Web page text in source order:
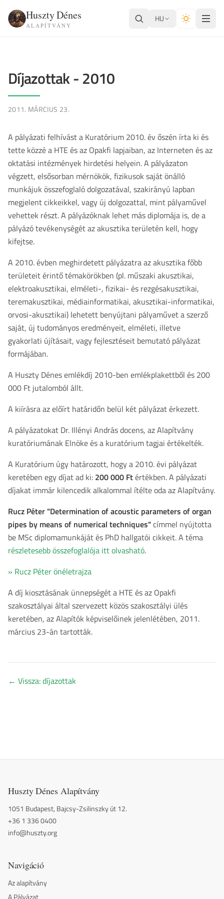
Huszty Dénes
ALAPÍTVÁNY
HU
Díjazottak - 2010
2011. MÁRCIUS 23.
A pályázati felhívást a Kuratórium 2010. év őszén írta ki és
tette közzé a HTE és az Opakfi lapjaiban, az Interneten és az
oktatási intézmények hirdetési helyein. A pályázaton
végzett, elsősorban mérnökök, fizikusok saját önálló
munkájuk összefoglaló dolgozatával, szakirányú lapban
megjelent cikkeikkel, vagy új dolgozattal, mint pályaművel
vehettek részt. A pályázóknak lehet más diplomája is, de a
pályázó tevékenységét az akusztika területén kell, hogy
kifejtse.
A 2010. évben meghirdetett pályázatra az akusztika főbb
területeit érintő témakörökben (pl. műszaki akusztikai,
elektroakusztikai, elméleti-, fizikai- és rezgésakusztikai,
teremakusztikai, médiainformatikai, akusztikai-informatikai,
orvosi-akusztikai) lehetett benyújtani pályaművet a szerző
saját, új tudományos eredményeit, elméleti, illetve
gyakorlati újításait, vagy fejlesztéseit bemutató pályázat
formájában.
A Huszty Dénes emlékdíj 2010-ben emlékplakettből és 200
000 Ft jutalomból állt.
A kiírásra az előírt határidőn belül két pályázat érkezett.
A pályázatokat Dr. Illényi András docens, az Alapítvány
kuratóriumának Elnöke és a kuratórium tagjai értékelték.
A Kuratórium úgy határozott, hogy a 2010. évi pályázat
keretében egy díjat ad ki: 200 000 Ftértékben. A pályázati
díjakat immár kilencedik alkalommal ítélte oda az Alapítvány.
Rucz Péter "Determination of acoustic parameters of organ
pipes by means of numerical techniques"címmel nyújtotta
be MSc diplomamunkáját és PhD hallgatói cikkeit. A téma
részletesebb összefoglalója itt olvasható.
» Rucz Péter önéletrajza
A díj kiosztásának ünnepségét a HTE és az Opakfi
szakosztályai által szervezett közös szakosztályi ülés
keretében, az Alapítók képviselőinek jelenlétében, 2011.
március 23-án tartották.
← Vissza: díjazottak
Huszty Dénes Alapítvány
1051 Budapest, Bajcsy-Zsilinszky út 12.
+36 1 336 0400
info@huszty.org
Navigáció
Az alapítvány
A Pályázat